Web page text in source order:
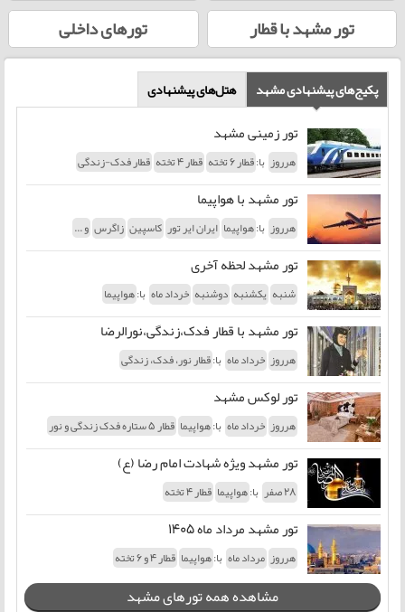
تور مشهد با قطار
تورهای داخلی
پکیج‌های پیشنهادی مشهد هتل‌های پیشنهادی
تور زمینی مشهد
هرروز با:قطار 6 تخته قطار 4 تخته قطار فدک-زندگی
تور مشهد با هواپیما
هرروز با:هواپیما ایران ایر تور کاسپین زاگرس و ...
تور مشهد لحظه آخری
شنبه یکشنبه دوشنبه خرداد ماه با:هواپیما
تور مشهد با قطار فدک،زندگی،نورالرضا
هرروز خرداد ماه با:قطار نور، فدک، زندگی
تور لوکس مشهد
هرروز خرداد ماه با:هواپیما قطار 5 ستاره فدک زندگی و نور
تور مشهد ویژه شهادت امام رضا (ع)
28 صفر با:هواپیما قطار 4 تخته
تور مشهد مرداد ماه 1405
هرروز مرداد ماه با:هواپیما قطار 4 و 6 تخته
مشاهده همه تورهای مشهد